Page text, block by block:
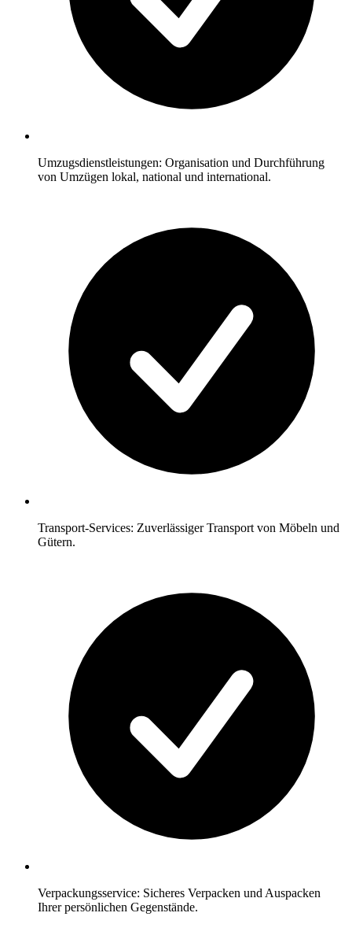
Umzugsdienstleistungen: Organisation und Durchführung
von Umzügen lokal, national und international.
Transport-Services: Zuverlässiger Transport von Möbeln und
Gütern.
Verpackungsservice: Sicheres Verpacken und Auspacken
Ihrer persönlichen Gegenstände.